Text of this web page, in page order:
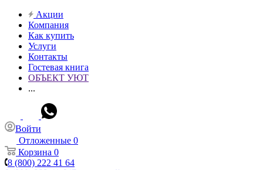
Акции
Компания
Как купить
Услуги
Контакты
Гостевая книга
ОБЪЕКТ УЮТ
...
Войти
Отложенные 0
Корзина 0
8 (800) 222 41 64